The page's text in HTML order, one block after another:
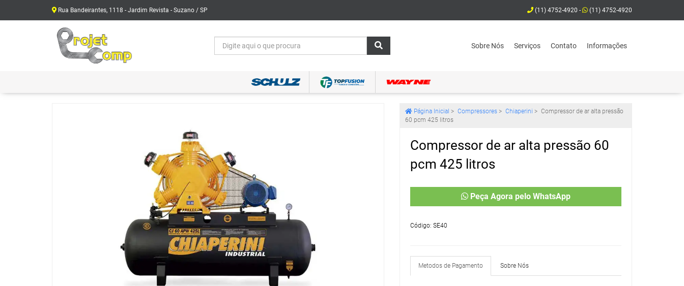
Rua Bandeirantes, 1118 - Jardim Revista - Suzano / SP (11) 4752-4920 - (11) 4752-4920
Sobre Nós Serviços Contato Informações
Página Inicial > Compressores> Chiaperini > Compressor de ar alta pressão
60 pcm 425 litros
Compressor de ar alta pressão 60
pcm 425 litros
Peça Agora pelo WhatsApp
Código: SE40
Metodos de Pagamento Sobre Nós